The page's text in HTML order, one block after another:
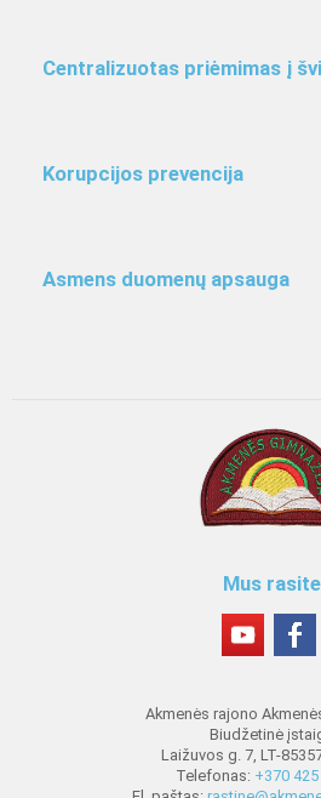
Centralizuotas priėmimas į
Korupcijos prevencija
Asmens duomenų apsauga
Mus rasite
Akmenės rajono
Biudžetinė
Laižuvos g. 7, LT-
Telefonas: +370 425